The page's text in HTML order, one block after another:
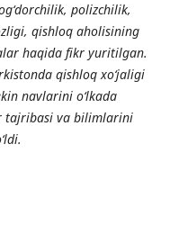
polizchilik,
qishloq aholisining
haqida fikr yuritilgan.
qishloq xo‘jaligi
navlarini o‘lkada
tajribasi va bilimlarini